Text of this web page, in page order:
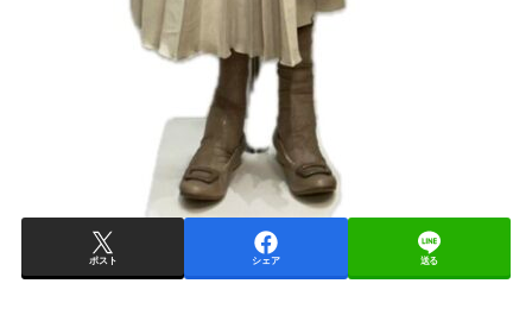
ポスト シェア 送る